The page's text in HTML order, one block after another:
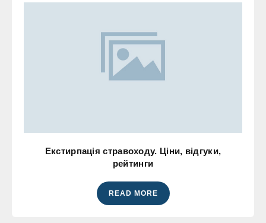
Екстирпація стравоходу. Ціни, відгуки,
рейтинги
READ MORE